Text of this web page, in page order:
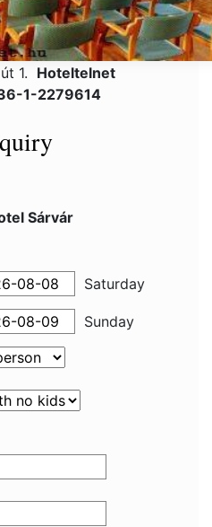
1. Hoteltelnet
1-2279614
Sárvár
Saturday
Sunday